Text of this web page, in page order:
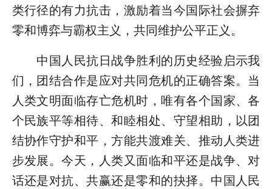
类行径的有力抗击，激励着当今国际社会摒弃
零和博弈与霸权主义，共同维护公平正义。
中国人民抗日战争胜利的历史经验启示我
们，团结合作是应对共同危机的正确答案。当
人类文明面临存亡危机时，唯有各个国家、各
个民族平等相待、和睦相处、守望相助，以团
结协作守护和平，方能共渡难关、推动人类进
步发展。今天，人类又面临和平还是战争、对
话还是对抗、共赢还是零和的抉择。中国人民